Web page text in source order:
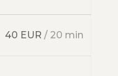
40 EUR / 20 min